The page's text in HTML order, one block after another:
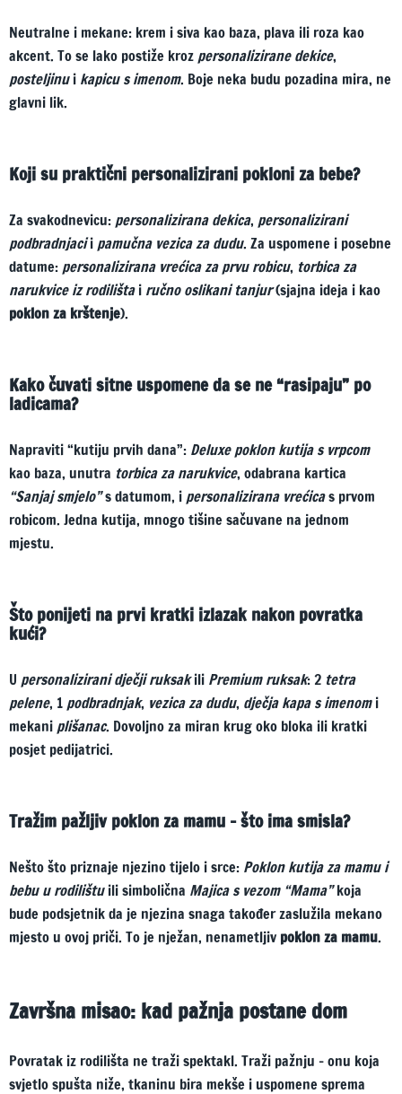
Neutralne i mekane: krem i siva kao baza, plava ili roza kao
akcent. To se lako postiže kroz personalizirane dekice,
posteljinui kapicu s imenom. Boje neka budu pozadina mira, ne
glavni lik.
Koji su praktični personalizirani pokloni za bebe?
Za svakodnevicu: personalizirana dekica, personalizirani
podbradnjacii pamučna vezica za dudu. Za uspomene i posebne
datume: personalizirana vrećica za prvu robicu, torbica za
narukvice iz rodilištai ručno oslikani tanjur(sjajna ideja i kao
poklon za krštenje).
Kako čuvati sitne uspomene da se ne “rasipaju” po
ladicama?
Napraviti “kutiju prvih dana”: Deluxe poklon kutija s vrpcom
kao baza, unutra torbica za narukvice, odabrana kartica
“Sanjaj smjelo”s datumom, i personalizirana vrećicas prvom
robicom. Jedna kutija, mnogo tišine sačuvane na jednom
mjestu.
Što ponijeti na prvi kratki izlazak nakon povratka
kući?
U personalizirani dječji ruksakili Premium ruksak: 2 tetra
pelene, 1 podbradnjak, vezica za dudu, dječja kapa s imenomi
mekani plišanac. Dovoljno za miran krug oko bloka ili kratki
posjet pedijatrici.
Tražim pažljiv poklon za mamu – što ima smisla?
Nešto što priznaje njezino tijelo i srce: Poklon kutija za mamu i
bebu u rodilištuili simbolična Majica s vezom “Mama”koja
bude podsjetnik da je njezina snaga također zaslužila mekano
mjesto u ovoj priči. To je nježan, nenametljiv poklon za mamu.
Završna misao: kad pažnja postane dom
Povratak iz rodilišta ne traži spektakl. Traži pažnju – onu koja
svjetlo spušta niže, tkaninu bira mekše i uspomene sprema